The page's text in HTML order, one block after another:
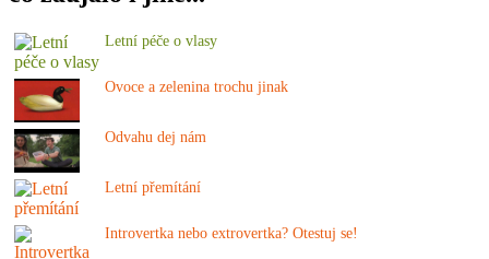
Letní péče o vlasy
Ovoce a zelenina trochu jinak
Odvahu dej nám
Letní přemítání
Introvertka nebo extrovertka? Otestuj se!